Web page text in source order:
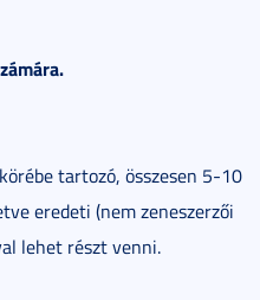
tartozó, összesen 5-10
eredeti (nem zeneszerzői
lehet részt venni.